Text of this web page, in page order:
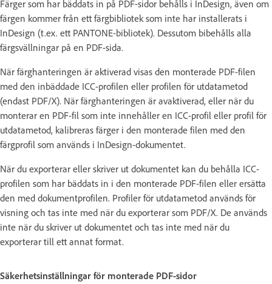
Färger som har bäddats in på PDF-sidor behålls i InDesign, även om
färgen kommer från ett färgbibliotek som inte har installerats i
InDesign (t.ex. ett PANTONE-bibliotek). Dessutom bibehålls alla
färgsvällningar på en PDF-sida.
När färghanteringen är aktiverad visas den monterade PDF-filen
med den inbäddade ICC-profilen eller profilen för utdatametod
(endast PDF/X). När färghanteringen är avaktiverad, eller när du
monterar en PDF-fil som inte innehåller en ICC-profil eller profil för
utdatametod, kalibreras färger i den monterade filen med den
färgprofil som används i InDesign-dokumentet.
När du exporterar eller skriver ut dokumentet kan du behålla ICC-
profilen som har bäddats in i den monterade PDF-filen eller ersätta
den med dokumentprofilen. Profiler för utdatametod används för
visning och tas inte med när du exporterar som PDF/X. De används
inte när du skriver ut dokumentet och tas inte med när du
exporterar till ett annat format.
Säkerhetsinställningar för monterade PDF-sidor